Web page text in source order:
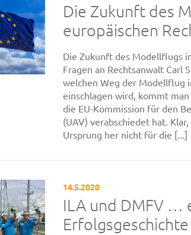
Die Zukunft des
europäischen
Die Zukunft des Modellflugs
Fragen an Rechtsanwalt Carl
welchen Weg der Modellflug
einschlagen wird, kommt
die EU-Kommission für den
(UAV) verabschiedet hat.
Ursprung her nicht für die [...]
14.5.2020
ILA und DMFV …
Erfolgsgeschichte